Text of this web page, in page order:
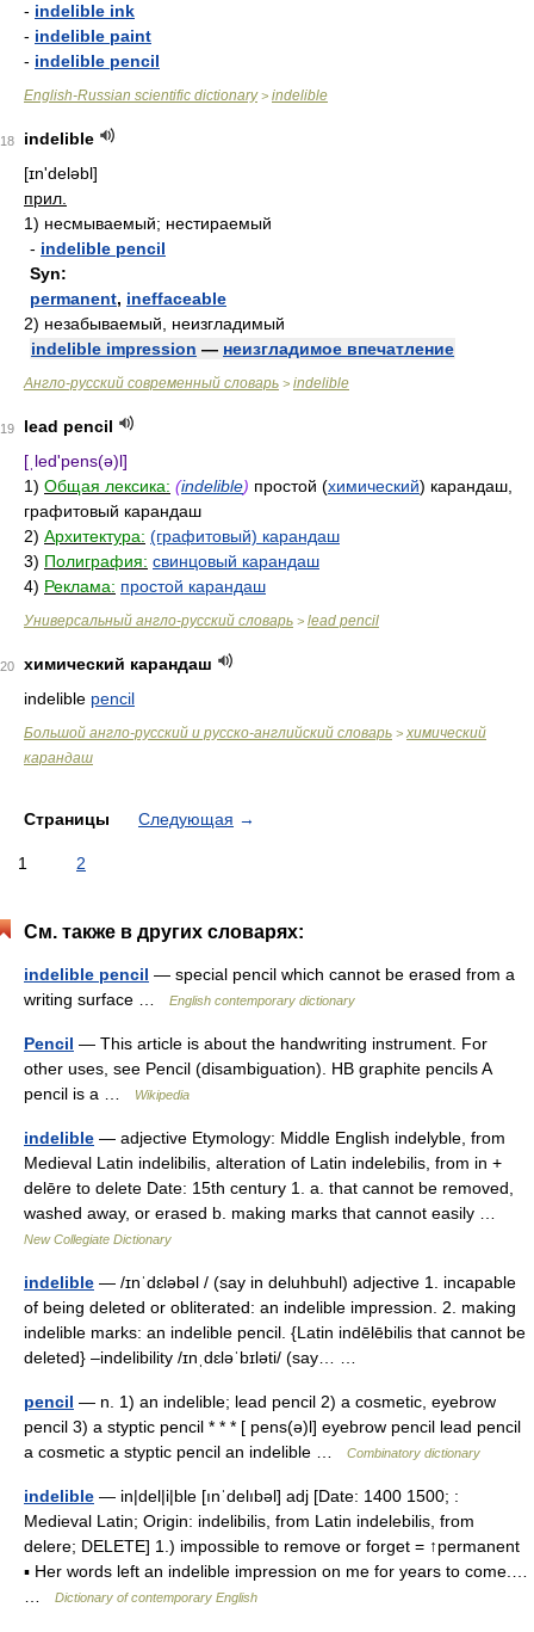
- indelible ink
- indelible paint
- indelible pencil
English-Russian scientific dictionary> indelible
18
indelible
[ɪn'deləbl]
прил.
1) несмываемый; нестираемый
- indelible pencil
Syn:
permanent, ineffaceable
2) незабываемый, неизгладимый
indelible impression — неизгладимое впечатление
Англо-русский современный словарь > indelible
19
lead pencil
[ˌled'pens(ə)l]
1) Общая лексика: (indelible) простой (химический) карандаш,
графитовый карандаш
2) Архитектура: (графитовый) карандаш
3) Полиграфия: свинцовый карандаш
4) Реклама: простой карандаш
Универсальный англо-русский словарь > lead pencil
20
химический карандаш
indelible pencil
Большой англо-русский и русско-английский словарь > химический
карандаш
Страницы Следующая →
1 2
См. также в других словарях:
indelible pencil — special pencil which cannot be erased from a
writing surface …
English contemporary dictionary
Pencil — This article is about the handwriting instrument. For
other uses, see Pencil (disambiguation). HB graphite pencils A
pencil is a …
Wikipedia
indelible — adjective Etymology: Middle English indelyble, from
Medieval Latin indelibilis, alteration of Latin indelebilis, from in +
delēre to delete Date: 15th century 1. a. that cannot be removed,
washed away, or erased b. making marks that cannot easily …
New Collegiate Dictionary
indelible — /ɪnˈdɛləbəl / (say in deluhbuhl) adjective 1. incapable
of being deleted or obliterated: an indelible impression. 2. making
indelible marks: an indelible pencil. {Latin indēlēbilis that cannot be
deleted} –indelibility /ɪnˌdɛləˈbɪləti/ (say… …
pencil — n. 1) an indelible; lead pencil 2) a cosmetic, eyebrow
pencil 3) a styptic pencil * * * [ pens(ə)l] eyebrow pencil lead pencil
a cosmetic a styptic pencil an indelible …
Combinatory dictionary
indelible — in|del|i|ble [ınˈdelıbəl] adj [Date: 1400 1500; :
Medieval Latin; Origin: indelibilis, from Latin indelebilis, from
delere; DELETE] 1.) impossible to remove or forget = ↑permanent
▪ Her words left an indelible impression on me for years to come.…
Dictionary of contemporary English